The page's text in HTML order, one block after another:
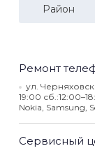
Район
Ремонт
ул.
19:00
Nokia, Samsung,
Сервисный